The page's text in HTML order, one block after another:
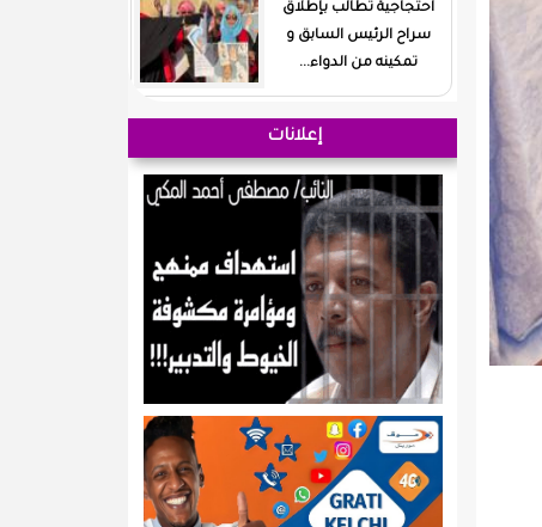
احتجاجية تطالب بإطلاق
سراح الرئيس السابق و
تمكينه من الدواء...
إعلانات